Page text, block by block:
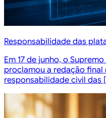
Responsabilidade das
Em 17 de junho, o
proclamou a redação final
responsabilidade civil das